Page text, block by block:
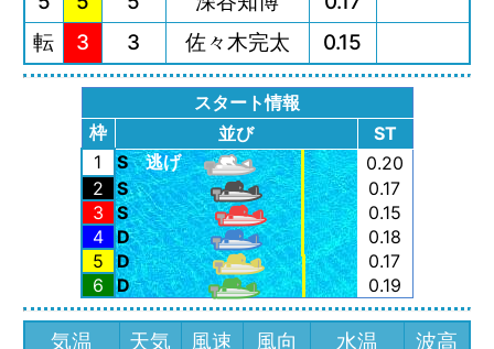
転
3 3 佐々木完太 0.15
スタート情報
枠
並び
ST
1
S 逃げ
0.20
2
S
0.17
3
S
0.15
4 D
0.18
5
D
0.17
6
D 0.19
気温 天気 風速 風向 水温 波高